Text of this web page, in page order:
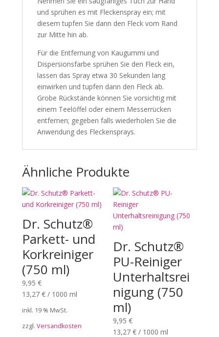
und sprühen es mit Fleckenspray ein; mit
diesem tupfen Sie dann den Fleck vom Rand
zur Mitte hin ab.
Für die Entfernung von Kaugummi und
Dispersionsfarbe sprühen Sie den Fleck ein,
lassen das Spray etwa 30 Sekunden lang
einwirken und tupfen dann den Fleck ab.
Grobe Rückstände können Sie vorsichtig mit
einem Teelöffel oder einem Messerrücken
entfernen; gegeben falls wiederholen Sie die
Anwendung des Fleckensprays.
Ähnliche Produkte
Dr. Schutz®
Parkett- und
Korkreiniger
(750 ml)
9,95 €
13,27 €/ 1000 ml
inkl. 19 % MwSt.
zzgl. Versandkosten
Dr. Schutz®
PU-Reiniger
Unterhaltsrei
nigung (750
ml)
9,95€
13,27€ / 1000 ml